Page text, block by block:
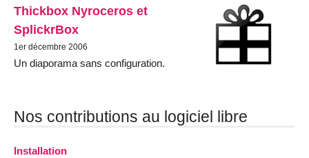
Thickbox Nyroceros et
SplickrBox
1er décembre 2006
Un diaporama sans configuration.
Nos contributions au logiciel libre
Installation